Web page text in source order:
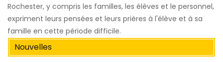
Rochester, y compris les familles, les élèves et le personnel,
expriment leurs pensées et leurs prières à l'élève et à sa
famille en cette période difficile.
Nouvelles